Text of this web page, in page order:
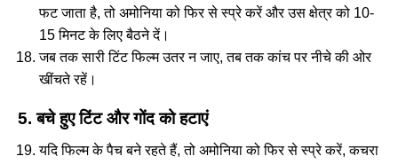
फट जाता है, तो अमोनिया को फिर से स्प्रे करें और उस क्षेत्र को 10-
15 मिनट के लिए बैठने दें।
जब तक सारी टिंट फिल्म उतर न जाए, तब तक कांच पर नीचे की ओर
खींचते रहें।
5. बचे हुए टिंट और गोंद को हटाएं
यदि फिल्म के पैच बने रहते हैं, तो अमोनिया को फिर से स्प्रे करें, कचरा